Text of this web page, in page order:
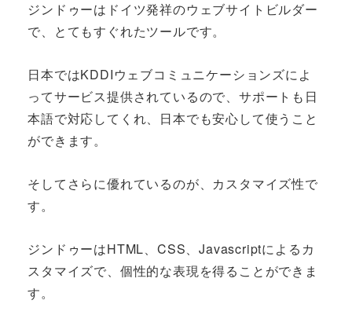
ジンドゥーはドイツ発祥のウェブサイトビルダー
で、とてもすぐれたツールです。
日本ではKDDIウェブコミュニケーションズによ
ってサービス提供されているので、サポートも日
本語で対応してくれ、日本でも安心して使うこと
ができます。
そしてさらに優れているのが、カスタマイズ性で
す。
ジンドゥーはHTML、CSS、Javascriptによるカ
スタマイズで、個性的な表現を得ることができま
す。